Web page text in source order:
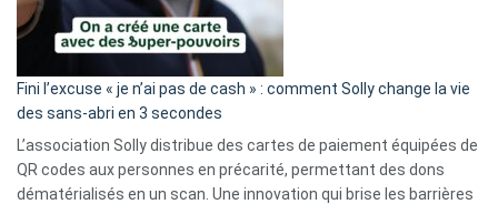
Fini l’excuse « je n’ai pas de cash » : comment Solly change la vie
des sans-abri en 3 secondes
L’association Solly distribue des cartes de paiement équipées de
QR codes aux personnes en précarité, permettant des dons
dématérialisés en un scan. Une innovation qui brise les barrières